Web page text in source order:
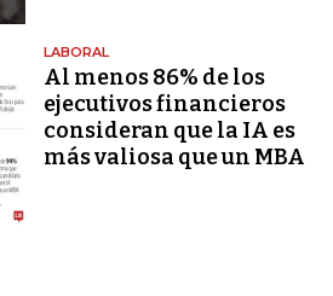
LABORAL
Al menos 86% de los
ejecutivos financieros
consideran que la IA es
más valiosa que un MBA